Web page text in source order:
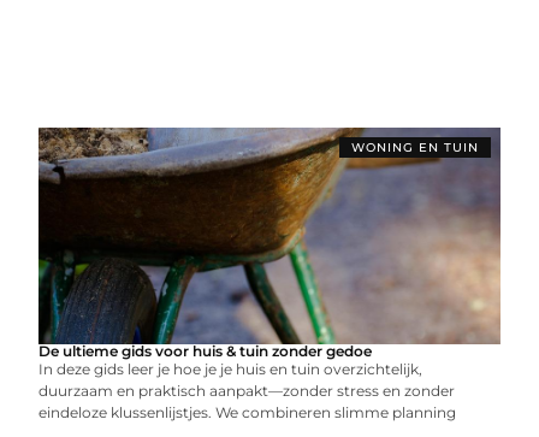
WONING EN TUIN
De ultieme gids voor huis & tuin zonder gedoe
In deze gids leer je hoe je je huis en tuin overzichtelijk,
duurzaam en praktisch aanpakt—zonder stress en zonder
eindeloze klussenlijstjes. We combineren slimme planning